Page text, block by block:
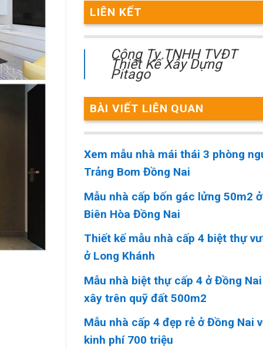
LIÊN KẾT
Công Ty TNHH TVĐT
Thiết Kế Xây Dựng
Pitago
BÀI VIẾT LIÊN QUAN
Xem mẫu nhà mái thái 3 phòng
Trảng Bom Đồng Nai
Mẫu nhà cấp bốn gác lửng 50m2 ở
Biên Hòa Đồng Nai
Thiết kế mẫu nhà cấp 4 biệt thự
ở Long Khánh
Mẫu nhà biệt thự cấp 4 ở Đồng Nai
xây trên quỹ đất 500m2
Mẫu nhà cấp 4 đẹp rẻ ở Đồng Nai
kinh phí 700 triệu